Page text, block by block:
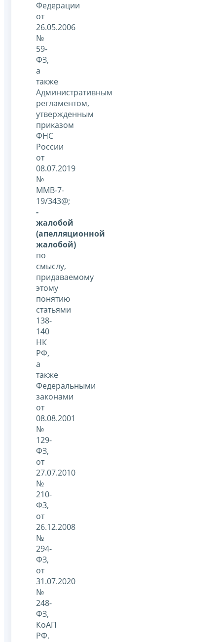
Федерации
от
26.05.2006
№
59-
ФЗ,
а
также
Административным
регламентом,
утвержденным
приказом
ФНС
России
от
08.07.2019
№
ММВ-7-
19/343@;
-
жалобой
(апелляционной
жалобой)
по
смыслу,
придаваемому
этому
понятию
статьями
138-
140
НК
РФ,
а
также
Федеральными
законами
от
08.08.2001
№
129-
ФЗ,
от
27.07.2010
№
210-
ФЗ,
от
26.12.2008
№
294-
ФЗ,
от
31.07.2020
№
248-
ФЗ,
КоАП
РФ.